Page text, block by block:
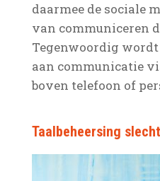
daarmee de sociale
van communiceren
Tegenwoordig
aan communicatie
boven telefoon of
Taalbeheersing slecht